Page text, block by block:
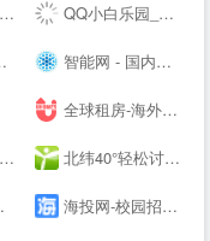
QQ小白乐园_三岁资源网_技术导航_全网精品资源分享平台
智能网 - 国内专业的人工智能科技门户
全球租房-海外租房-留学租房-留学生公寓-U--s异乡好居
北纬40°轻松讨论，严肃思考。
海投网-校园招聘|校招|宣讲会|为应届毕业生提供校园招聘会最新信息